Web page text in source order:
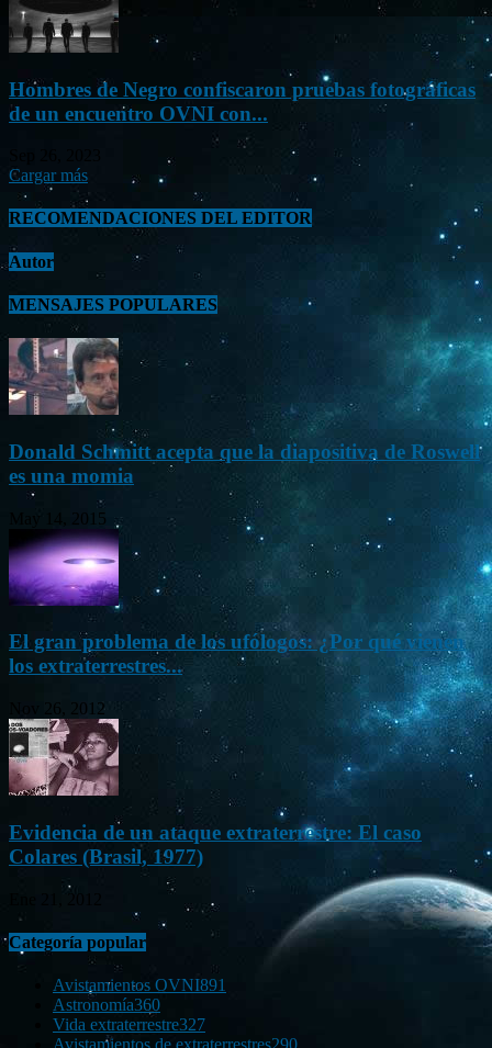
Hombres de Negro confiscaron pruebas fotográficas
de un encuentro OVNI con...
Cargar más
RECOMENDACIONES DEL EDITOR
Autor
MENSAJES POPULARES
Donald Schmitt acepta que la diapositiva de Roswell
es una momia
May 14, 2015
El gran problema de los ufólogos: ¿Por qué vienen
los extraterrestres...
Nov 26, 2012
Evidencia de un ataque extraterrestre: El caso
Colares (Brasil, 1977)
Categoría popular
Avistamientos OVNI891
Astronomía360
Vida extraterrestre327